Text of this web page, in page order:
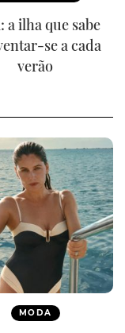
a ilha que sabe
se a cada
verão
MODA